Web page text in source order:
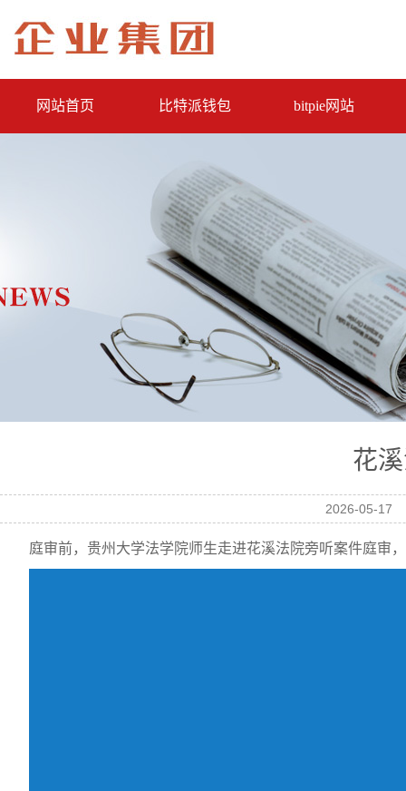
网站首页 比特派钱包 bitpie网站
花
2026-05-17
庭审前，贵州大学法学院师生走进花溪法院旁听案件庭审